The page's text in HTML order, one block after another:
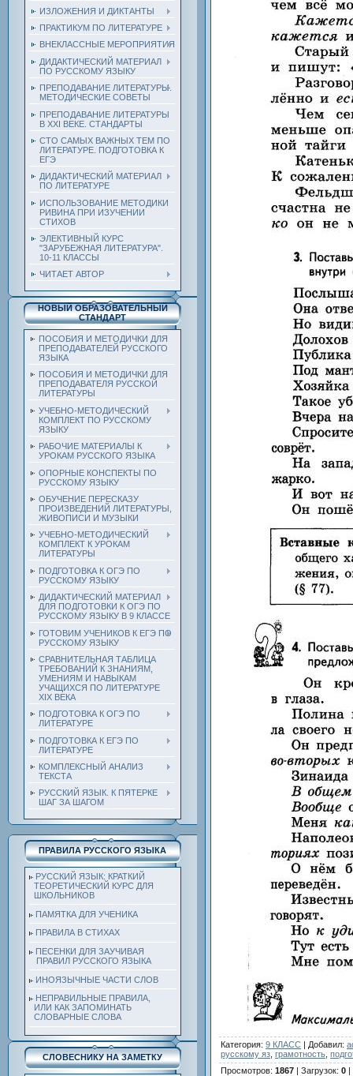
ИЗЛОЖЕНИЯ И ДИКТАНТЫ
ПРАКТИКУМ ПО ЛИТЕРАТУРЕ
ВНЕКЛАССНЫЕ МЕРОПРИЯТИЯ
ДИДАКТИЧЕСКИЙ МАТЕРИАЛ
ПО РУССКОМУ ЯЗЫКУ
ПРЕПОДАВАНИЕ ЛИТЕРАТУРЫ.
МЕТОДИЧЕСКИЕ СОВЕТЫ
ПРЕПОДАВАНИЕ ЛИТЕРАТУРЫ
В XXI ВЕКЕ. СТАНДАРТЫ
СТО САМЫХ ВАЖНЫХ ТЕМ ПО
ЛИТЕРАТУРЕ. ПОДГОТОВКА К
ЕГЭ
ДИДАКТИЧЕСКИЙ МАТЕРИАЛ
ПО ЛИТЕРАТУРЕ
ИСПОЛЬЗОВАНИЕ МЕТОДИКИ
РИВИНА ПРИ ИЗУЧЕНИИ
СТИХОВ
ЭЛЕКТИВНЫЙ КУРС
"ЗАРУБЕЖНАЯ ЛИТЕРАТУРА".
10-11 КЛАССЫ
ЧИТАЕТ АВТОР
НОВЫЙ ОБРАЗОВАТЕЛЬНЫЙ
СТАНДАРТ
ПОСОБИЯ И МЕТОДИЧКИ ДЛЯ
ПРЕПОДАВАТЕЛЕЙ РУССКОГО
ЯЗЫКА
ПОСОБИЯ И МЕТОДИЧКИ ДЛЯ
ПРЕПОДАВАТЕЛЯ РУССКОЙ
ЛИТЕРАТУРЫ
УЧЕБНО-МЕТОДИЧЕСКИЙ
КОМПЛЕКТ ПО РУССКОМУ
ЯЗЫКУ
РАБОЧИЕ МАТЕРИАЛЫ К
УРОКАМ РУССКОГО ЯЗЫКА
ОПОРНЫЕ КОНСПЕКТЫ ПО
РУССКОМУ ЯЗЫКУ
ОБУЧЕНИЕ ПЕРЕСКАЗУ
ПРОИЗВЕДЕНИЙ ЛИТЕРАТУРЫ,
ЖИВОПИСИ И МУЗЫКИ
УЧЕБНО-МЕТОДИЧЕСКИЙ
КОМПЛЕКТ К УРОКАМ
ЛИТЕРАТУРЫ
ПОДГОТОВКА К ОГЭ ПО
РУССКОМУ ЯЗЫКУ
ДИДАКТИЧЕСКИЙ МАТЕРИАЛ
ДЛЯ ПОДГОТОВКИ К ОГЭ ПО
РУССКОМУ ЯЗЫКУ В 9 КЛАССЕ
ГОТОВИМ УЧЕНИКОВ К ЕГЭ ПО
РУССКОМУ ЯЗЫКУ
СРАВНИТЕЛЬНАЯ ТАБЛИЦА
ТРЕБОВАНИЙ К ЗНАНИЯМ,
УМЕНИЯМ И НАВЫКАМ
УЧАЩИХСЯ ПО ЛИТЕРАТУРЕ
ХIХ ВЕКА
ПОДГОТОВКА К ОГЭ ПО
ЛИТЕРАТУРЕ
ПОДГОТОВКА К ЕГЭ ПО
ЛИТЕРАТУРЕ
КОМПЛЕКСНЫЙ АНАЛИЗ
ТЕКСТА
РУССКИЙ ЯЗЫК. К ПЯТЕРКЕ
ШАГ ЗА ШАГОМ
ПРАВИЛА РУССКОГО ЯЗЫКА
РУССКИЙ ЯЗЫК: КРАТКИЙ
ТЕОРЕТИЧЕСКИЙ КУРС ДЛЯ
ШКОЛЬНИКОВ
ПАМЯТКА ДЛЯ УЧЕНИКА
ПРАВИЛА В СТИХАХ
ПЕСЕНКИ ДЛЯ ЗАУЧИВАЯ
ПРАВИЛ РУССКОГО ЯЗЫКА
ИНОЯЗЫЧНЫЕ ЧАСТИ СЛОВ
НЕПРАВИЛЬНЫЕ ПРАВИЛА,
ИЛИ КАК ЗАПОМИНАТЬ
СЛОВАРНЫЕ СЛОВА
СЛОВЕСНИКУ НА ЗАМЕТКУ
Категория: 9 КЛАСС | Добавил:
русскому яз грамотность
Просмотров: 1867 | Загрузок: 0 |